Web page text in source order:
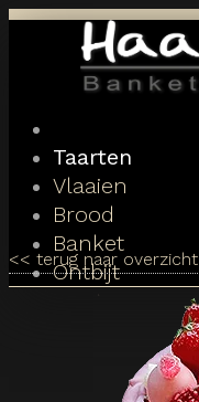
Toggle
navigation
Taarten
Vlaaien
Brood
Banket
Ontbijt
<< terug naar overzicht